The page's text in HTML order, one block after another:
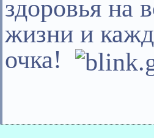
здоровья на
жизни и
очка!